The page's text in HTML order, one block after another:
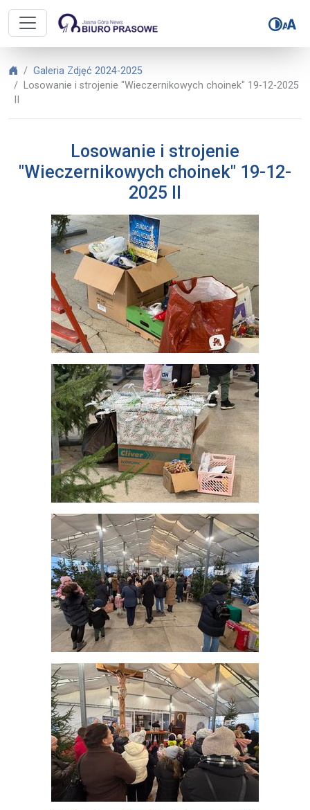
Biuro Prasowe Jasnej Góry –
Biuro Prasowe Jasnej Góry
Galeria Zdjęć 2024-2025
Losowanie i strojenie "Wieczernikowych choinek" 19-12-2025
Losowanie i strojenie
"Wieczernikowych choinek" 19-12-
2025 II